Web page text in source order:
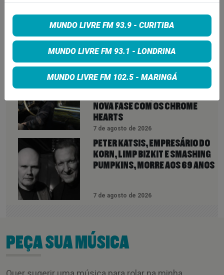
REAPROXIMAÇÃO COM STEVIE
NICKS E INDICA NOVIDADES DO
FLEETWOOD MAC PARA 2027
NEIL YOUNG ANUNCIA ÁLBUM
NOVA FASE COM OS CHROME
HEARTS
7 de agosto de 2026
PETER KATSIS, EMPRESÁRIO DO
KORN, LIMP BIZKIT E SMASHING
PUMPKINS, MORRE AOS 69 ANOS
7 de agosto de 2026
PEÇA SUA MÚSICA
MUNDO LIVRE FM 93.9 - CURITIBA
MUNDO LIVRE FM 93.1 - LONDRINA
MUNDO LIVRE FM 102.5 - MARINGÁ